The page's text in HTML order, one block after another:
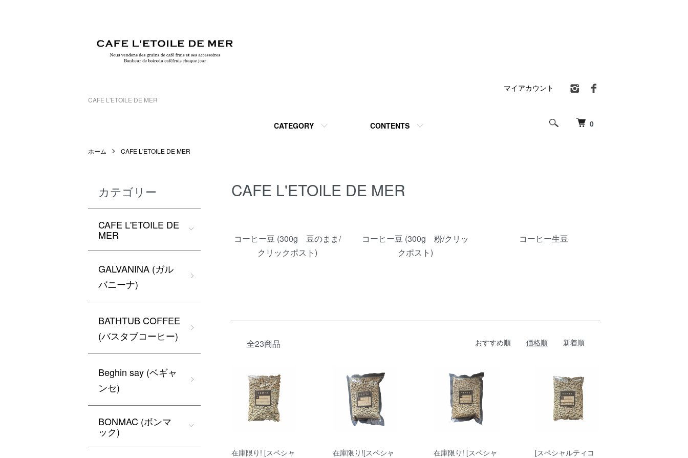
CAFE L'ETOILE DE MER
0
CATEGORY CONTENTS
マイアカウント
ホーム CAFE L'ETOILE DE MER
CAFE L'ETOILE DE MER
コーヒー豆 (300g 豆のまま/
クリックポスト)
コーヒー豆 (300g 粉/クリッ
クポスト)
コーヒー生豆
全23商品 おすすめ順 価格順 新着順
在庫限り! [スペシャ
在庫限り![スペシャ
在庫限り! [スペシャ
[スペシャルティコ
カテゴリー
CAFE L'ETOILE DE
MER
GALVANINA (ガル
バニーナ)
BATHTUB COFFEE
(バスタブコーヒー)
Beghin say (ベギャ
ンセ)
BONMAC (ボンマ
ック)